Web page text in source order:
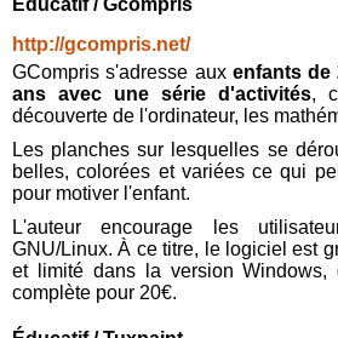
Éducatif / Gcompris
http://gcompris.net/
GCompris s'adresse aux enfants de
ans avec une série d'activités,
découverte de l'ordinateur, les
Les planches sur lesquelles se
belles, colorées et variées ce qui
pour motiver l'enfant.
L'auteur encourage les
GNU/Linux. À ce titre, le logiciel est
et limité dans la version Windows,
complète pour 20€.